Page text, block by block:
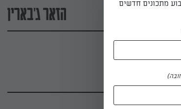
הזאר ג'בארין
מתכונים חדשים